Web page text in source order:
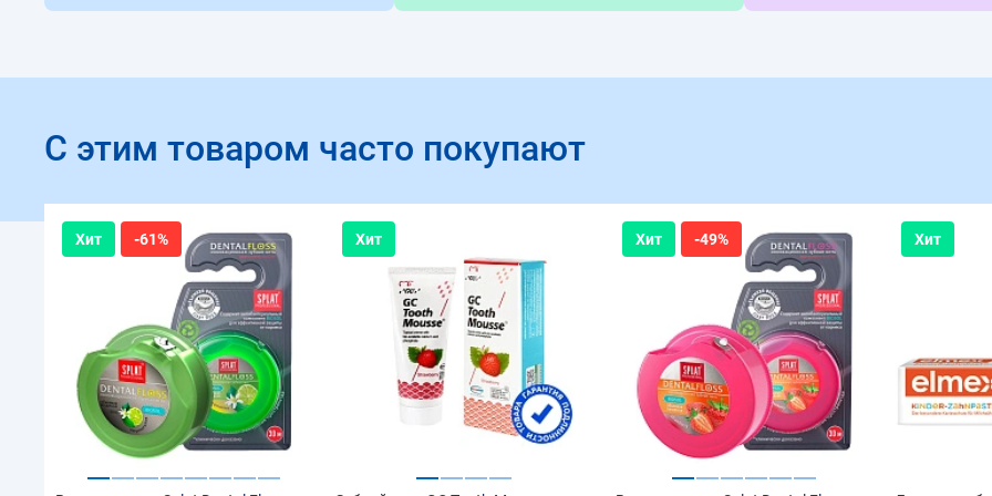
С этим товаром часто покупают
Хит -61% Хит Хит -49% Хит